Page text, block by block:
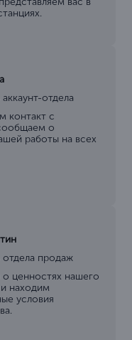
отдела
контакт с
о
работы на всех
отдела продаж
о ценностях нашего
находим
условия